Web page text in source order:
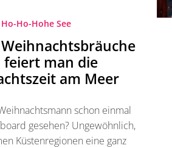
Ho-Ho-Hohe See
feiert man die
am Meer
schon einmal
gesehen? Ungewöhnlich,
Küstenregionen eine ganz